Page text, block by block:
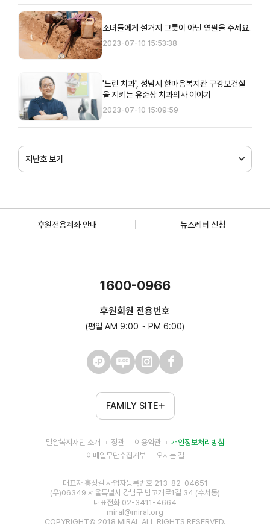
소녀들에게 설거지 그릇이 아닌 연필을 주세요.
2023-07-10 15:53:38
'느린 치과', 성남시 한마음복지관 구강보건실
을 지키는 유준상 치과의사 이야기
2023-07-10 15:09:59
지난호 보기
후원전용계좌 안내 뉴스레터 신청
1600-0966
후원회원 전용번호
(평일 AM 9:00 ~ PM 6:00)
FAMILY SITE
밀알복지재단 소개 정관 이용약관
개인정보처리방침
이메일무단수집거부
오시는 길
대표자 홍정길 사업자등록번호 213-82-04651
(우)06349 서울특별시 강남구 밤고개로1길 34 (수서동)
대표전화 02-3411-4664
miral@miral.org
COPYRIGHT© 2018 MIRAL ALL RIGHTS RESERVED.